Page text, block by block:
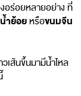
อร่อยหลายอย่าง ที่
ำย้อยหรือขนมจีน
เส้นขึ้นมามีน้ำไหล